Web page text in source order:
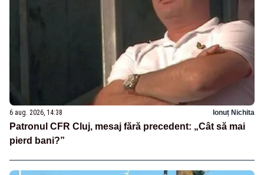
6 aug. 2026, 14:38 Ionuț Nichita
Patronul CFR Cluj, mesaj fără precedent: „Cât să mai
pierd bani?”